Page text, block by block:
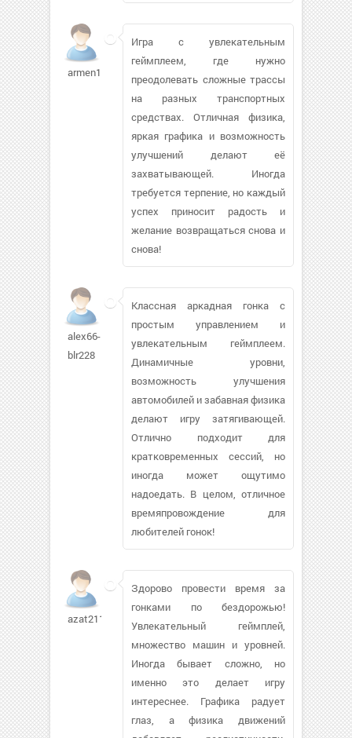
armen1129
Игра с увлекательным
геймплеем, где нужно
преодолевать сложные трассы
на разных транспортных
средствах. Отличная физика,
яркая графика и возможность
улучшений делают её
захватывающей. Иногда
требуется терпение, но каждый
успех приносит радость и
желание возвращаться снова и
снова!
alex66-
blr228
Классная аркадная гонка с
простым управлением и
увлекательным геймплеем.
Динамичные уровни,
возможность улучшения
автомобилей и забавная физика
делают игру затягивающей.
Отлично подходит для
кратковременных сессий, но
иногда может ощутимо
надоедать. В целом, отличное
времяпровождение для
любителей гонок!
azat211090
Здорово провести время за
гонками по бездорожью!
Увлекательный геймплей,
множество машин и уровней.
Иногда бывает сложно, но
именно это делает игру
интереснее. Графика радует
глаз, а физика движений